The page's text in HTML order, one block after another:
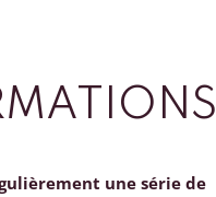
une série de